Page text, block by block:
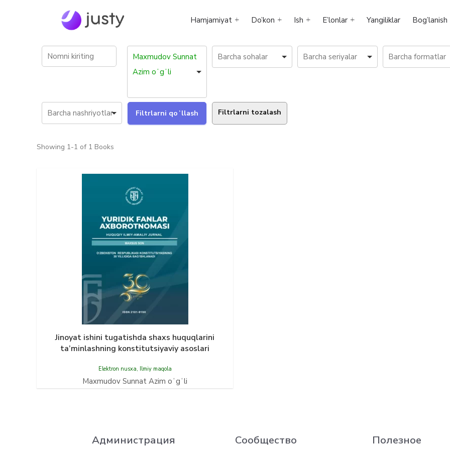
Hamjamiyat Do’kon Ish E’lonlar Yangiliklar Bog’lanish
Maxmudov Sunnat
Azim oʻgʻli
Filtrlarni tozalash
Showing 1-1 of 1 Books
Jinoyat ishini tugatishda shaxs huquqlarini
ta’minlashning konstitutsiyaviy asoslari
Elektron nusxa, Ilmiy maqola
Maxmudov Sunnat Azim oʻgʻli
Администрация Сообщество Полезное